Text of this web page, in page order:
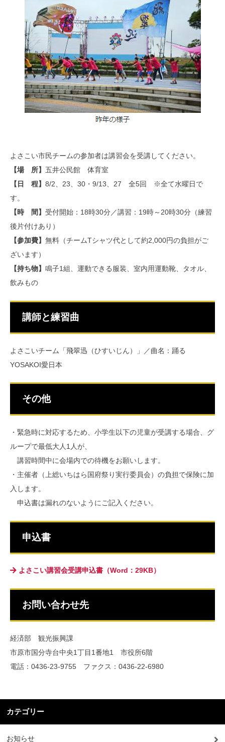
よさこい市民チームの参加者は講習会を受講してください。
【場 所】 五井公民館 体育室
【日 程】 8/2、23、30・9/13、27 全5回 ※全て水曜日で
す。
【時 間】 受付開始：18時30分／講習：19時～20時30分（練習
後片付けあり）
【参加費】 無料（チームTシャツ代として約2,000円の負担がご
ざいます）
【持ち物】 鳴子1組、運動できる服装、室内用運動靴、タオル、
飲みもの
講師と練習曲
よさこいチーム「飛翠迅（ひすいじん）」／曲名：踊る
YOSAKOI愛日本
その他
・緊急時に対応するため、小学生以下の児童が受講する場合、グ
ループで最低大人1人が、
講習時間中に会場内での待機をお願いします。
・主催者（上総いちはら国府祭り実行委員会）の負担で保険に加
入します。
申込書は漏れのないようにご記入ください。
申込書
よさこい講習会受講申込書（Word：29KB）
お問い合わせ先
経済部 観光振興課
市原市国分寺台中央1丁目1番地1 市役所6階
電話：0436-23-9755 ファクス：0436-22-6980
カテゴリー
お知らせ